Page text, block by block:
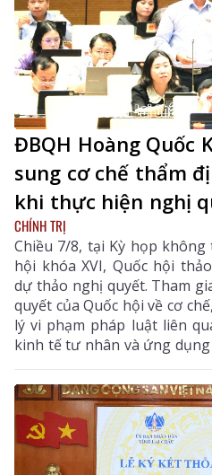
ĐBQH Hoàng Quốc
sung cơ chế thẩm
khi thực hiện nghị
CHÍNH TRỊ
Chiều 7/8, tại Kỳ họp
hội khóa XVI, Quốc hội
dự thảo nghị quyết. Tham
quyết của Quốc hội về cơ
lý vi phạm pháp luật liên
kinh tế tư nhân và ứng
mới sáng tạo, chuyển đổi
Khánh - Tỉnh ủy viên, Phó
Đoàn ĐBQH tỉnh Lai Châu
ban hành Nghị quyết như
biểu tập trung tham gia
quy định về tổ chức thực